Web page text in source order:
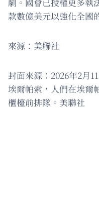
款數億美元以強化全國
來源：美聯社
封面來源：2026年2月
埃爾帕索，人們在埃爾
櫃檯前排隊。美聯社